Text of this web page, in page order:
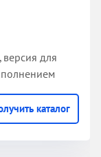
, версия для
каталог